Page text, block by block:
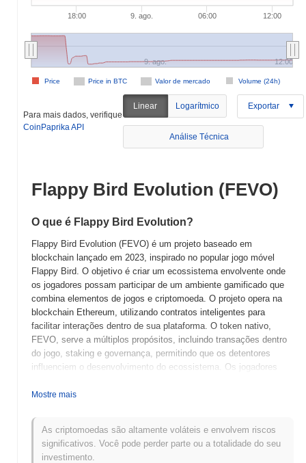
18:00 9. ago. 06:00 12:00
Price in BTC Valor de mercado Volume (24h)
Price
9. ago. 12:00
Para mais dados, verifique
CoinPaprika API
Linear Logarítmico Exportar
Análise Técnica
Flappy Bird Evolution (FEVO)
O que é Flappy Bird Evolution?
Flappy Bird Evolution (FEVO) é um projeto baseado em
blockchain lançado em 2023, inspirado no popular jogo móvel
Flappy Bird. O objetivo é criar um ecossistema envolvente onde
os jogadores possam participar de um ambiente gamificado que
combina elementos de jogos e criptomoeda. O projeto opera na
blockchain Ethereum, utilizando contratos inteligentes para
facilitar interações dentro de sua plataforma. O token nativo,
FEVO, serve a múltiplos propósitos, incluindo transações dentro
do jogo, staking e governança, permitindo que os detentores
influenciem o desenvolvimento do ecossistema. Os jogadores
usados para várias melhorias no jogo ou negociados em
única de mecânicas de jogo com tecnologia blockchain,
promovendo um ambiente orientado pela comunidade que atrai
tanto jogadores quanto entusiastas de criptomoedas. Essa
Mostre mais
As criptomoedas são altamente voláteis e envolvem riscos
significativos. Você pode perder parte ou a totalidade do seu
investimento.